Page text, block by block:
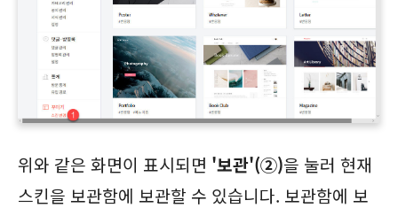
위와 같은 화면이 표시되면 '보관'(②)을 눌러 현재
스킨을 보관함에 보관할 수 있습니다. 보관함에 보